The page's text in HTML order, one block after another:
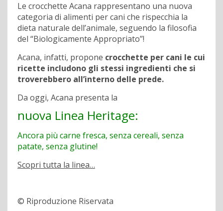
Le crocchette Acana rappresentano una nuova
categoria di alimenti per cani che rispecchia la
dieta naturale dell’animale, seguendo la filosofia
del “Biologicamente Appropriato”!
Acana, infatti, propone crocchette per cani le cui
ricette includono gli stessi ingredienti che si
troverebbero all’interno delle prede.
Da oggi, Acana presenta la
nuova Linea Heritage:
Ancora più carne fresca, senza cereali, senza
patate, senza glutine!
Scopri tutta la linea…
© Riproduzione Riservata